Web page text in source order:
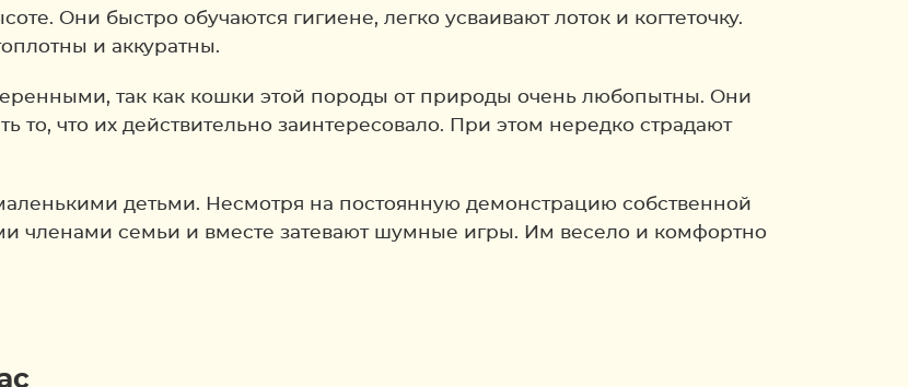
Они быстро обучаются гигиене, легко усваивают лоток и когтеточку.
и аккуратны.
так как кошки этой породы от природы очень любопытны. Они
то, что их действительно заинтересовало. При этом нередко страдают
детьми. Несмотря на постоянную демонстрацию собственной
членами семьи и вместе затевают шумные игры. Им весело и комфортно